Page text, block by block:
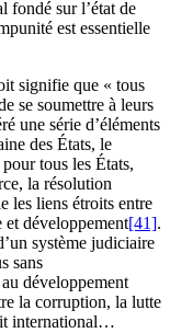
fondé sur l’état de
est essentielle
signifie que « tous
se soumettre à leurs
une série d’éléments
des États, le
tous les États,
la résolution
les liens étroits entre
et développement[41].
système judiciaire
sans
au développement
la corruption, la lutte
international…